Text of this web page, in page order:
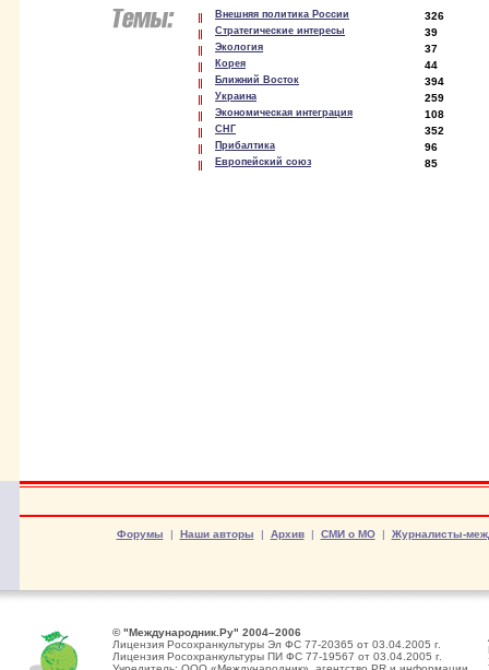
Внешняя политика России 326
Стратегические интересы 39
Экология 37
Корея 44
Ближний Восток 394
Украина 259
Экономическая интеграция 108
СНГ 352
Прибалтика 96
Европейский союз 85
Форумы | Наши авторы | Архив| СМИ о МО| Журналисты-
© "Международник.Ру" 2004–2006
Лицензия Росохранкультуры Эл ФС 77-20365 от 03.04.2005 г.
Лицензия Росохранкультуры ПИ ФС 77-19567 от 03.04.2005 г.